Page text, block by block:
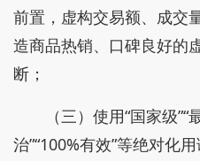
前置，虚构交易额、成交
造商品热销、口碑良好的
断；
（三）使用“国家级”“
治”“100%有效”等绝对化